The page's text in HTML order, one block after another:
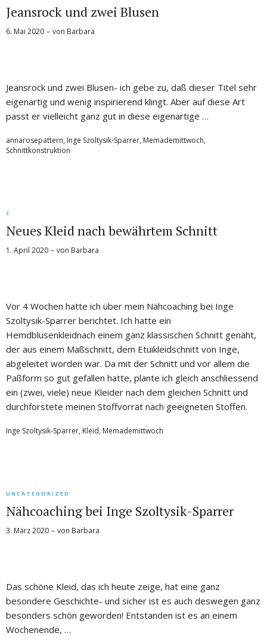
Jeansrock und zwei Blusen
6. Mai 2020 von Barbara
Jeansrock und zwei Blusen- ich gebe zu, daß dieser Titel sehr
eigenartig und wenig inspirierend klingt. Aber auf diese Art
passt er vielleicht ganz gut in diese eigenartige …
annarosepattern, Inge Szoltysik-Sparrer, Memademittwoch,
Schnittkonstruktion
C
Neues Kleid nach bewährtem Schnitt
1. April 2020 von Barbara
Vor 4 Wochen hatte ich über mein Nähcoaching bei Inge
Szoltysik-Sparrer berichtet. Ich hatte ein
Hemdblusenkleidnach einem ganz klassischen Schnitt genäht,
der aus einem Maßschnitt, dem Etuikleidschnitt von Inge,
abgeleitet worden war. Da mit der Schnitt und vor allem die
Paßform so gut gefallen hatte, plante ich gleich anschliessend
ein (zwei, viele) neue Kleider nach dem gleichen Schnitt und
durchforstete meinen Stoffvorrat nach geeigneten Stoffen.
Inge Szoltysik-Sparrer, Kleid, Memademittwoch
UNCATEGORIZED
Nähcoaching bei Inge Szoltysik-Sparrer
3. März 2020 von Barbara
Das schöne Kleid, das ich heute zeige, hat eine ganz
besondere Geschichte- und sicher ist es auch deswegen ganz
besonders schön geworden! Entstanden ist es an einem
Wochenende, …